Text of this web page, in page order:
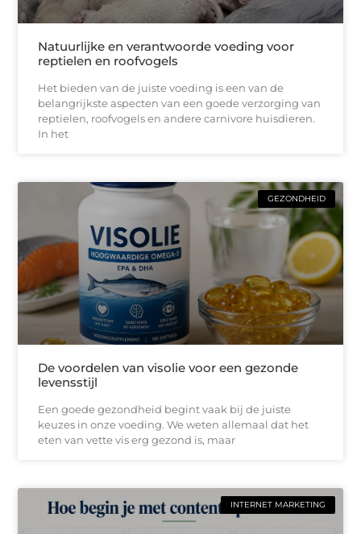
Natuurlijke en verantwoorde voeding voor
reptielen en roofvogels
Het bieden van de juiste voeding is een van de
belangrijkste aspecten van een goede verzorging van
reptielen, roofvogels en andere carnivore huisdieren.
In het
GEZONDHEID
De voordelen van visolie voor een gezonde
levensstijl
Een goede gezondheid begint vaak bij de juiste
keuzes in onze voeding. We weten allemaal dat het
eten van vette vis erg gezond is, maar
INTERNET MARKETING